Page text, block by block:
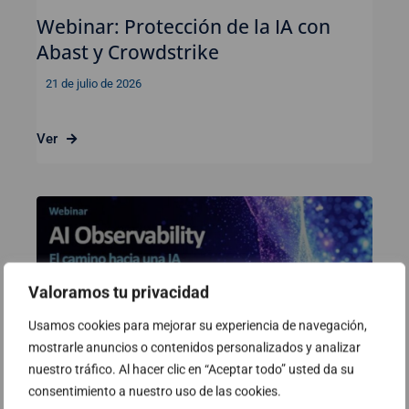
Valoramos tu privacidad
Usamos cookies para mejorar su experiencia de navegación,
mostrarle anuncios o contenidos personalizados y analizar
nuestro tráfico. Al hacer clic en “Aceptar todo” usted da su
consentimiento a nuestro uso de las cookies.
Webinar: Protección de la IA con
Abast y Crowdstrike
21 de julio de 2026
Ver